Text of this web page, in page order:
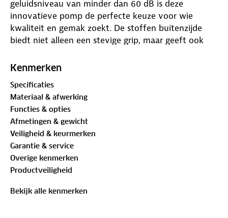
geluidsniveau van minder dan 60 dB is deze
innovatieve pomp de perfecte keuze voor wie
kwaliteit en gemak zoekt. De stoffen buitenzijde
biedt niet alleen een stevige grip, maar geeft ook
TB2S een echte krachtpatser. Hij kan met gemak
meerdere banden oppompen: Bijvoorbeeld 6
banden tot 4 Bar of 3 banden tot 7 Bar. Ideaal voor
fietsliefhebbers die snel en efficiënt op pad willen,
zonder afhankelijk te zijn van CO2-patronen.
Waarom kiezen voor de Tireboost TB2S?
Superlicht en draagbaar
Kenmerken
Specificaties
Materiaal & afwerking
Functies & opties
Afmetingen & gewicht
Veiligheid & keurmerken
Garantie & service
Overige kenmerken
Productveiligheid
Bekijk alle kenmerken